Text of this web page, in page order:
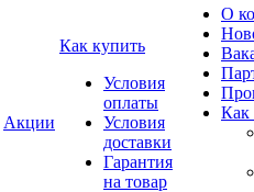
Акции
Как купить
Условия
оплаты
Условия
доставки
Гарантия
на товар
О
Как